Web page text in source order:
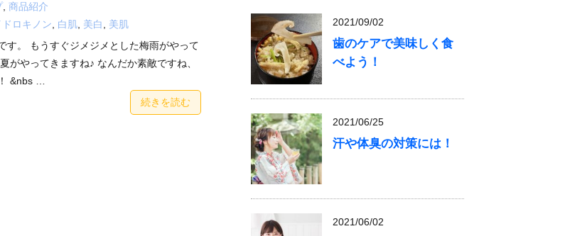
, 商品紹介
ロキノン 白肌 美白
美肌
す。 もうすぐジメジメとした梅雨がやって
がやってきますね♪ なんだか素敵ですね、
&nbs …
続きを読む
2021/09/02
歯のケアで美味しく食
べよう！
2021/06/25
汗や体臭の対策には！
2021/06/02